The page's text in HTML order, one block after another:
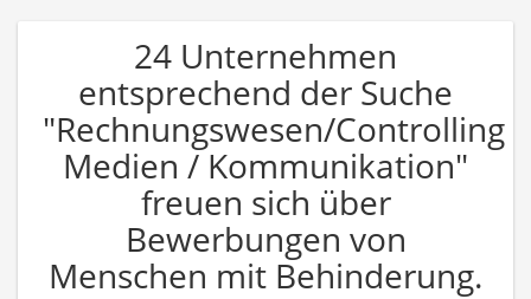
24 Unternehmen
entsprechend der Suche
"Rechnungswesen/Controlling
Medien / Kommunikation"
freuen sich über
Bewerbungen von
Menschen mit Behinderung.